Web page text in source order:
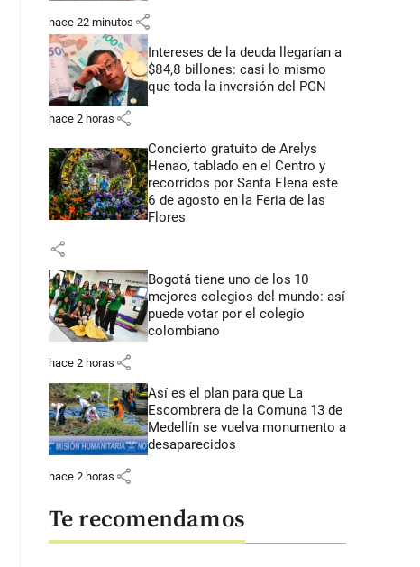
hace 22 minutos share
Intereses de la deuda llegarían a
$84,8 billones: casi lo mismo
que toda la inversión del PGN
hace 2 horas share
Concierto gratuito de Arelys
Henao, tablado en el Centro y
recorridos por Santa Elena este
6 de agosto en la Feria de las
Flores
share
Bogotá tiene uno de los 10
mejores colegios del mundo: así
puede votar por el colegio
colombiano
hace 2 horas share
Así es el plan para que La
Escombrera de la Comuna 13 de
Medellín se vuelva monumento a
desaparecidos
hace 2 horas share
Te recomendamos